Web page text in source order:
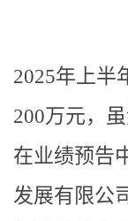
2025年上半
200万元，
在业绩预告
发展有限公